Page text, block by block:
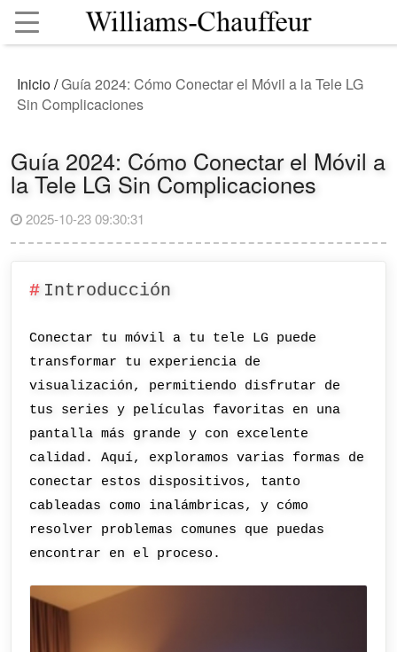
Inicio/Guía 2024: Cómo Conectar el Móvil a la Tele LG
Sin Complicaciones
Guía 2024: Cómo Conectar el Móvil a
la Tele LG Sin Complicaciones
2025-10-23 09:30:31
Introducción
Conectar tu móvil a tu tele LG puede
transformar tu experiencia de
visualización, permitiendo disfrutar de
tus series y películas favoritas en una
pantalla más grande y con excelente
calidad. Aquí, exploramos varias formas de
conectar estos dispositivos, tanto
cableadas como inalámbricas, y cómo
resolver problemas comunes que puedas
encontrar en el proceso.